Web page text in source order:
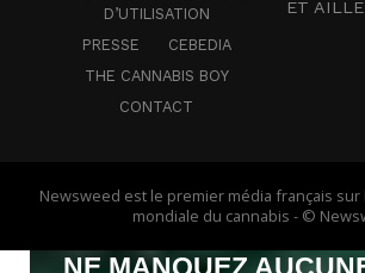
D’UTILISATION
PRESSE
CEBEDIA
THE CANNABIS BOY
CONTACT
ET
Newsweed est le premier média français sur
mondiale du cannabis - ©
NE MANQUEZ